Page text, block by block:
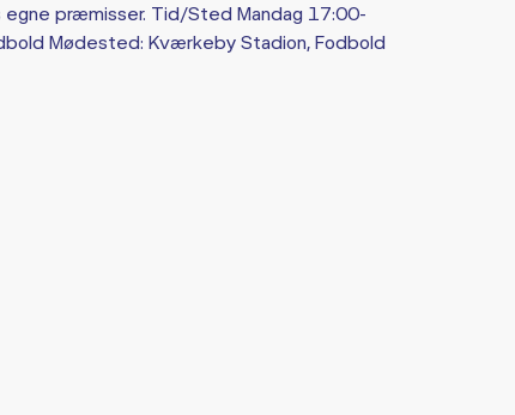
præmisser. Tid/Sted Mandag 17:00-
Mødested: Kværkeby Stadion, Fodbold